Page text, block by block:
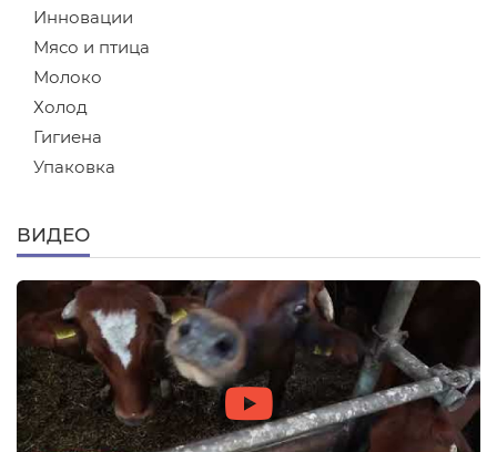
Инновации
Мясо и птица
Молоко
Холод
Гигиена
Упаковка
ВИДЕО